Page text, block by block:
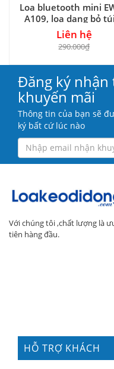
Loa bluetooth mini
A109, loa dạng bỏ
công suất 3W
Liên hệ
290.000₫
Đăng ký nhận
khuyến mãi
Thông tin của bạn sẽ
ký bất cứ lúc nào
Với chúng tôi ,chất lượng là
tiên hàng đầu.
HỖ TRỢ KHÁCH